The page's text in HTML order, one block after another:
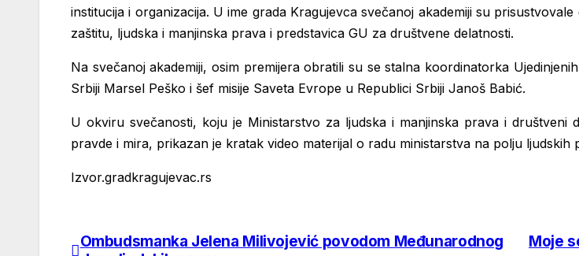
institucija i organizacija. U ime grada Kragujevca svečanoj akademiji su
zaštitu, ljudska i manjinska prava i predstavica GU za društvene delatnosti.
Na svečanoj akademiji, osim premijera obratili su se stalna koordinatorka
Srbiji Marsel Peško i šef misije Saveta Evrope u Republici Srbiji Janoš Babić.
U okviru svečanosti, koju je Ministarstvo za ljudska i manjinska prava i društveni
pravde i mira, prikazan je kratak video materijal o radu ministarstva na polju ljudskih
Izvor.gradkragujevac.rs
Post
Moje
Ombudsmanka Jelena Milivojević povodom Međunarodnog